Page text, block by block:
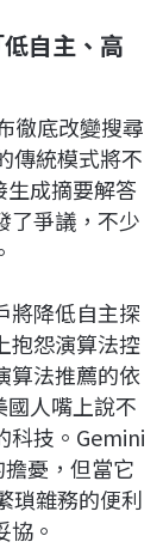
自主、高
徹底改變搜尋
傳統模式將不
成摘要解答
了爭議，不少
將降低自主探
抱怨演算法控
算法推薦的依
人嘴上說不
科技。Gemini
憂，但當它
瑣雜務的便利
。